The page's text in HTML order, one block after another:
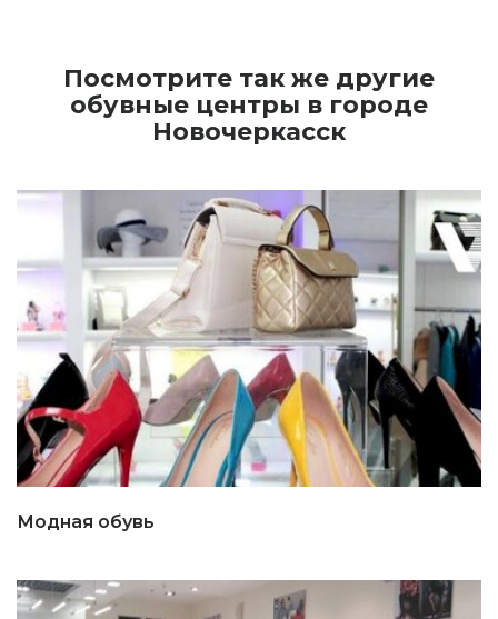
Посмотрите так же другие
обувные центры в городе
Новочеркасск
Модная обувь